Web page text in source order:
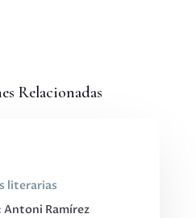
Relacionadas
literarias
Ramírez